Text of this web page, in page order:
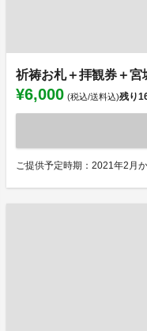
祈祷お札＋拝観券＋宮
¥6,000 (税込/送料込)残り
ご提供予定時期：2021年2月